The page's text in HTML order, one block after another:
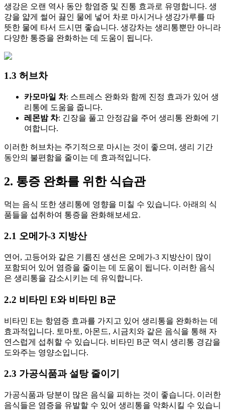
생강은 오랜 역사 동안 항염증 및 진통 효과로 유명합니다. 생
강을 얇게 썰어 끓인 물에 넣어 차로 마시거나 생강가루를 따
뜻한 물에 타서 드시면 좋습니다. 생강차는 생리통뿐만 아니라
다양한 통증을 완화하는 데 도움이 됩니다.
1.3 허브차
카모마일 차: 스트레스 완화와 함께 진정 효과가 있어 생
리통에 도움을 줍니다.
레몬밤 차: 긴장을 풀고 안정감을 주어 생리통 완화에 기
여합니다.
이러한 허브차는 주기적으로 마시는 것이 좋으며, 생리 기간
동안의 불편함을 줄이는 데 효과적입니다.
2. 통증 완화를 위한 식습관
먹는 음식 또한 생리통에 영향을 미칠 수 있습니다. 아래의 식
품들을 섭취하여 통증을 완화해보세요.
2.1 오메가-3 지방산
연어, 고등어와 같은 기름진 생선은 오메가-3 지방산이 많이
포함되어 있어 염증을 줄이는 데 도움이 됩니다. 이러한 음식
은 생리통을 감소시키는 데 유익합니다.
2.2 비타민 E와 비타민 B군
비타민 E는 항염증 효과를 가지고 있어 생리통을 완화하는 데
효과적입니다. 토마토, 아몬드, 시금치와 같은 음식을 통해 자
연스럽게 섭취할 수 있습니다. 비타민 B군 역시 생리통 경감을
도와주는 영양소입니다.
2.3 가공식품과 설탕 줄이기
가공식품과 당분이 많은 음식을 피하는 것이 좋습니다. 이러한
음식들은 염증을 유발할 수 있어 생리통을 악화시킬 수 있습니